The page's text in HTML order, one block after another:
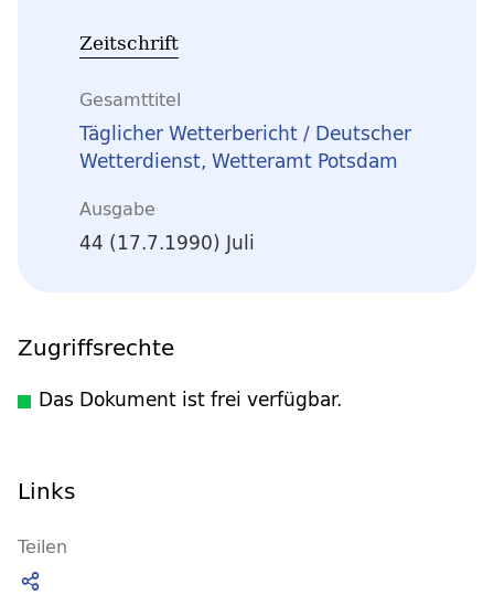
Zeitschrift
Gesamttitel
Täglicher Wetterbericht / Deutscher
Wetterdienst, Wetteramt Potsdam
Ausgabe
44 (17.7.1990) Juli
Zugriffsrechte
Das Dokument ist frei verfügbar.
Links
Teilen